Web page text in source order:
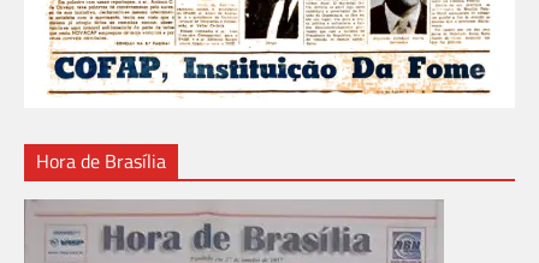
Hora de Brasília